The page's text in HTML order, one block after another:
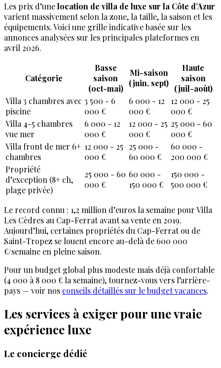
Les prix d’unelocation de villa de luxe sur la Côte d’Azur
varient massivement selon la zone, la taille, la saison et les
équipements. Voici une grille indicative basée sur les
annonces analysées sur les principales plateformes en
avril 2026.
Catégorie
Basse
saison
(oct-mai)
Mi-saison
(juin, sept)
Haute
saison
(juil-août)
Villa 3 chambres avec
piscine
3 500 - 6
000 €
6 000 - 12
000 €
12 000 - 25
000 €
Villa 4-5 chambres
vue mer
6 000 - 12
000 €
12 000 - 25
000 €
25 000 - 60
000 €
Villa front de mer 6+
chambres
12 000 - 25
000 €
25 000 -
60 000 €
60 000 -
200 000 €
Propriété
d’exception (8+ ch,
plage privée)
25 000 - 60
000 €
60 000 -
150 000 €
150 000 -
500 000 €
Le record connu : 1,2 million d’euros la semaine pour Villa
Les Cèdres au Cap-Ferrat avant sa vente en 2019.
Aujourd’hui, certaines propriétés du Cap-Ferrat ou de
Saint-Tropez se louent encore au-delà de 600 000
€/semaine en pleine saison.
Pour un budget global plus modeste mais déjà confortable
(4 000 à 8 000 € la semaine), tournez-vous vers l’arrière-
pays — voir nos conseils détaillés sur le budget vacances.
Les services à exiger pour une vraie
expérience luxe
Le concierge dédié